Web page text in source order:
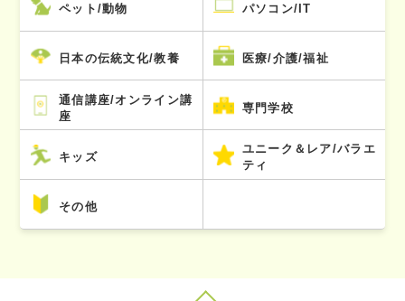
ペット/動物 パソコン/IT
日本の伝統文化/教養 医療/介護/福祉
通信講座/オンライン講
座
専門学校
キッズ
ユニーク＆レア/バラエ
ティ
その他